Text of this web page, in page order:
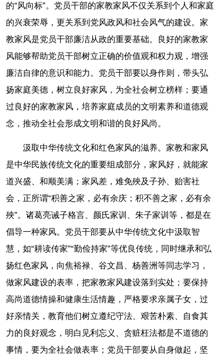
的“风向标”。党员干部的家教家风不仅关系到个人和家庭
的兴衰荣辱，更关系到党风政风和社会风气的建设。家
教家风是党员干部廉洁从政的重要基础。良好的家教家
风能够帮助党员干部树立正确的价值观和权力观，增强
廉洁自律的意识和能力。党员干部要以身作则，带头弘
扬家庭美德，树立良好家风，为全社会树立榜样；要通
过良好的家教家风，培养家庭成员的文明素养和道德观
念，推动全社会形成文明和谐的良好风尚。
汲取中华传统文化和红色家风的滋养。家教和家风
是中华民族传统文化的重要组成部分，家风好，就能家
道兴盛、和顺美满；家风差，难免殃及子孙、贻害社
会，正所谓“积善之家，必有余庆；积不善之家，必有余
殃”。诸葛亮诫子格言、颜氏家训、朱子家训等，都是在
倡导一种家风。党员干部要从中华传统文化中汲取智
慧，如“耕读传家”“勤俭持家”等优良传统，同时继承和弘
扬红色家风，向焦裕禄、谷文昌、杨善洲等同志学习，
做家风建设的表率，把家教家风建设落到实处；要保持
高尚道德情操和健康生活情趣，严格要求亲属子女，过
好亲情关，教育他们树立遵纪守法、艰苦朴素、自食其
力的良好观念，明白见利忘义、贪赃枉法都是不道德的
事情，要为全社会做表率；党员干部要从自身做起，坚